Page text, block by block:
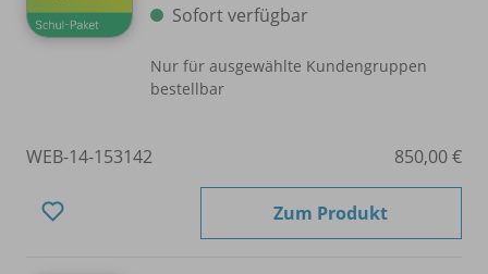
Sofort verfügbar
Nur für ausgewählte Kundengruppen
bestellbar
WEB-14-153142 850,00 €
Zum Produkt